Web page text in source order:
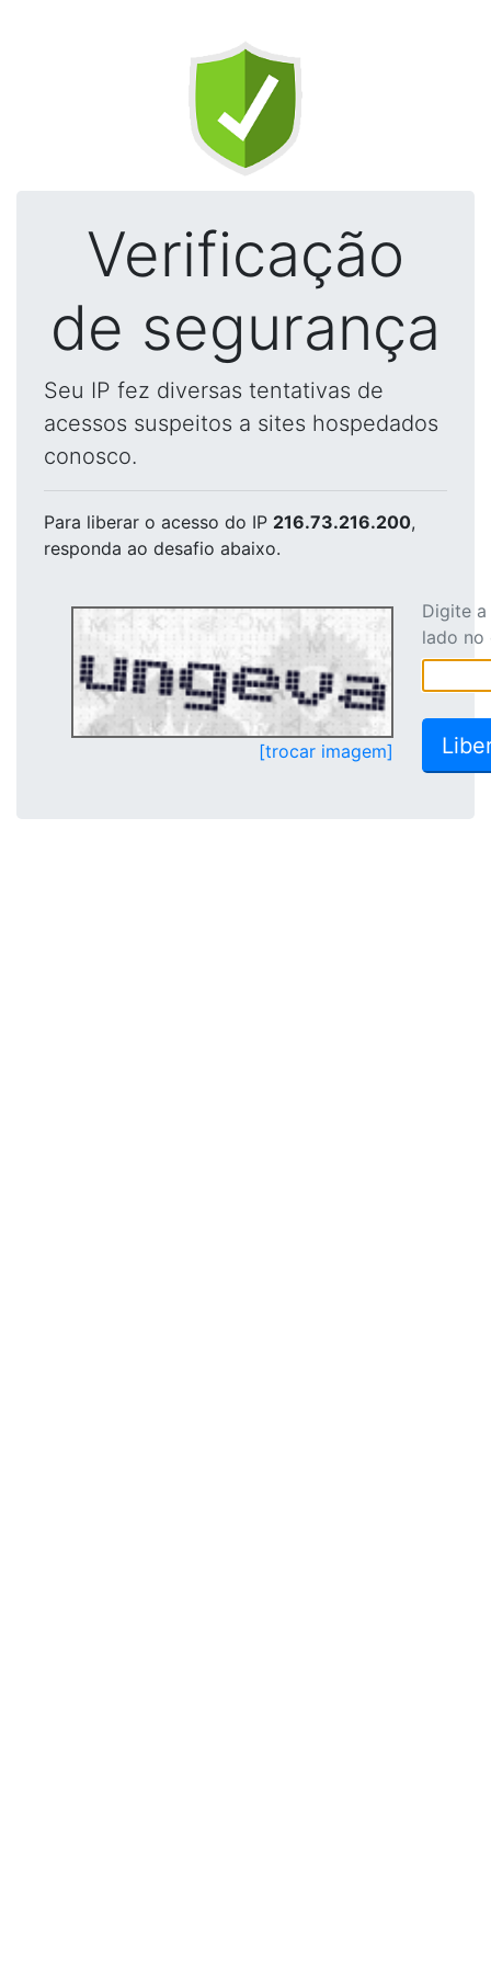
Verificação
de segurança
Seu IP fez diversas tentativas de
acessos suspeitos a sites hospedados
conosco.
Para liberar o acesso do IP 216.73.216.200,
responda ao desafio abaixo.
[trocar imagem]
Digite
lado no